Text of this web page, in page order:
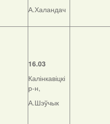
А.Халандач
16.03
Калінкавіцкі
р-н,
А.Шэўчык